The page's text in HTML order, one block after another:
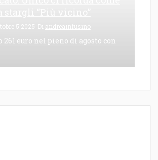
5 2025 Di andreainfusino
261 euro nel pieno di agosto con